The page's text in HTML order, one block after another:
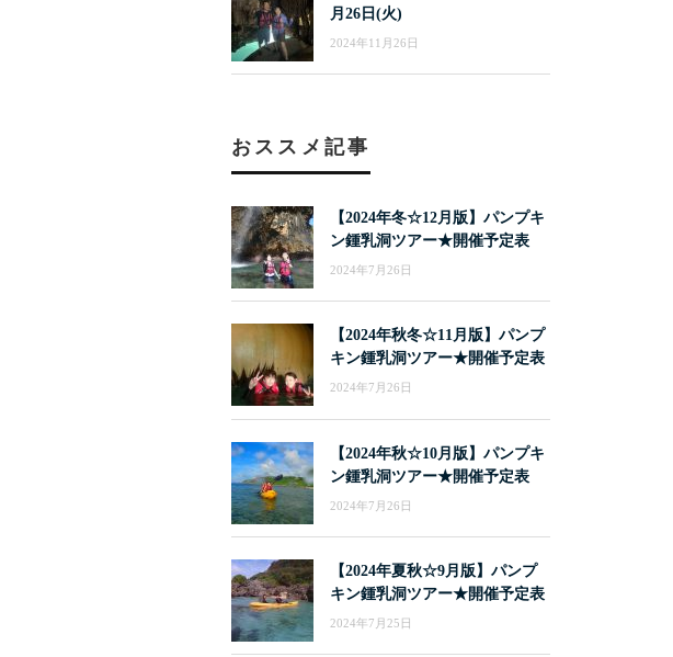
月26日(火)
2024年11月26日
おススメ記事
【2024年冬☆12月版】パンプキ
ン鍾乳洞ツアー★開催予定表
2024年7月26日
【2024年秋冬☆11月版】パンプ
キン鍾乳洞ツアー★開催予定表
2024年7月26日
【2024年秋☆10月版】パンプキ
ン鍾乳洞ツアー★開催予定表
2024年7月26日
【2024年夏秋☆9月版】パンプ
キン鍾乳洞ツアー★開催予定表
2024年7月25日